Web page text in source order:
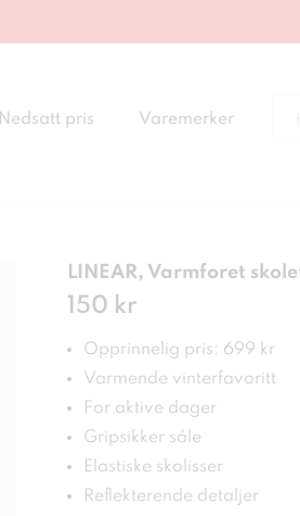
Nedsatt pris Varemerker
LINEAR, Varmforet
Pris: 150 kr
150 kr
Opprinnelig pris: 699 kr
Varmende vinterfavoritt
For aktive dager
Gripsikker såle
Elastiske skolisser
Reflekterende detaljer